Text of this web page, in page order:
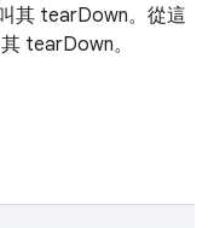
其 tearDown。從這
tearDown。